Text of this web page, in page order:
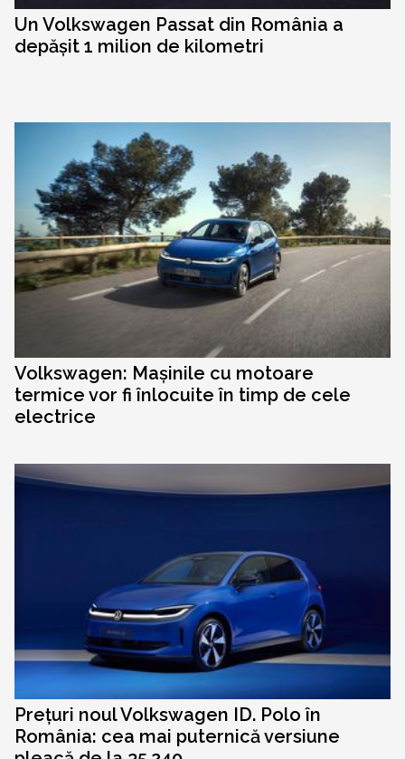
Un Volkswagen Passat din România a
depășit 1 milion de kilometri
Volkswagen: Mașinile cu motoare
termice vor fi înlocuite în timp de cele
electrice
Prețuri noul Volkswagen ID. Polo în
România: cea mai puternică versiune